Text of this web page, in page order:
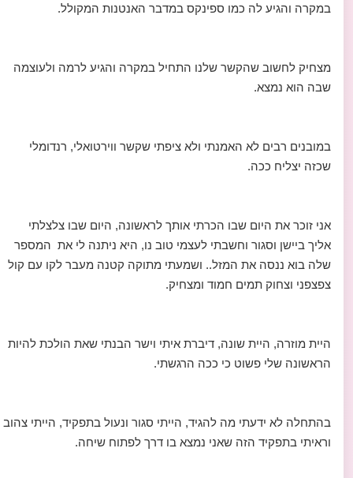
במקרה והגיע לה כמו ספינקס במדבר האנטנות המקולל.
מצחיק לחשוב שהקשר שלנו התחיל במקרה והגיע לרמה ולעוצמה
שבה הוא נמצא.
במובנים רבים לא האמנתי ולא ציפתי שקשר ווירטואלי, רנדומלי
שכזה יצליח ככה.
אני זוכר את היום שבו הכרתי אותך לראשונה, היום שבו צלצלתי
אליך ביישן וסגור וחשבתי לעצמי טוב נו, היא ניתנה לי את המספר
שלה בוא ננסה את המזל.. ושמעתי מתוקה קטנה מעבר לקו עם קול
צפצפני וצחוק תמים חמוד ומצחיק.
היית מוזרה, היית שונה, דיברת איתי וישר הבנתי שאת הולכת להיות
הראשונה שלי פשוט כי ככה הרגשתי.
בהתחלה לא ידעתי מה להגיד, הייתי סגור ונעול בתפקיד, הייתי צהוב
וראיתי בתפקיד הזה שאני נמצא בו דרך לפתוח שיחה.